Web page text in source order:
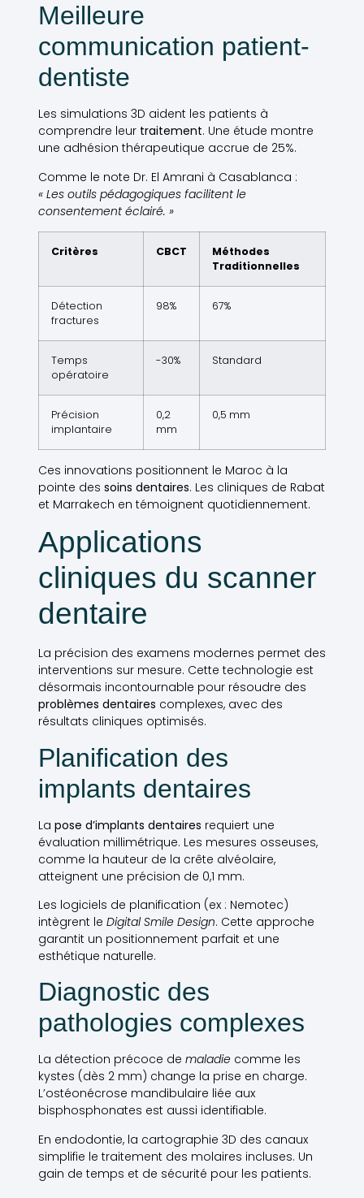
Meilleure
communication patient-
dentiste
Les simulations 3D aident les patients à
comprendre leur traitement. Une étude montre
une adhésion thérapeutique accrue de 25%.
Comme le note Dr. El Amrani à Casablanca :
« Les outils pédagogiques facilitent le
consentement éclairé. »
Critères CBCT
Méthodes
Traditionnelles
Détection
fractures
98% 67%
Temps
opératoire
-30% Standard
Précision
implantaire
0,2
mm
0,5 mm
Ces innovations positionnent le Maroc à la
pointe des soins dentaires. Les cliniques de Rabat
et Marrakech en témoignent quotidiennement.
Applications
cliniques du scanner
dentaire
La précision des examens modernes permet des
interventions sur mesure. Cette technologie est
désormais incontournable pour résoudre des
problèmes dentaires complexes, avec des
résultats cliniques optimisés.
Planification des
implants dentaires
La pose d’implants dentaires requiert une
évaluation millimétrique. Les mesures osseuses,
comme la hauteur de la crête alvéolaire,
atteignent une précision de 0,1 mm.
Les logiciels de planification (ex : Nemotec)
intègrent le Digital Smile Design. Cette approche
garantit un positionnement parfait et une
esthétique naturelle.
Diagnostic des
pathologies complexes
La détection précoce de maladiecomme les
kystes (dès 2 mm) change la prise en charge.
L’ostéonécrose mandibulaire liée aux
bisphosphonates est aussi identifiable.
En endodontie, la cartographie 3D des canaux
simplifie le traitement des molaires incluses. Un
gain de temps et de sécurité pour les patients.